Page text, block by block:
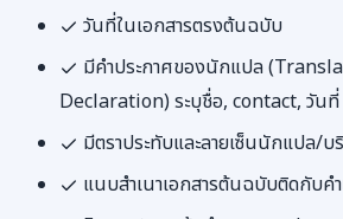
วันที่ในเอกสารตรงต้นฉบับ
มีคำประกาศของนักแปล
Declaration) ระบุชื่อ, contact, วันที่
มีตราประทับและลายเซ็นนักแปล/
แนบสำเนาเอกสารต้นฉบับติดกับค